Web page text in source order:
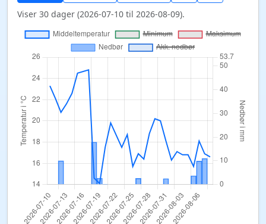
Viser 30 dager (2026-07-10 til 2026-08-09).